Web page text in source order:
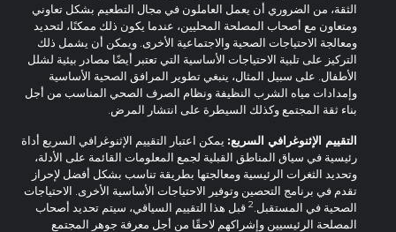
الثقة، من الضروري أن يعمل العاملون في مجال التطعيم بشكل تعاوني
ومتعاون مع أصحاب المصلحة المحليين، عندما يكون ذلك ممكنًا، لتحديد
ومعالجة الاحتياجات الصحية والاجتماعية الأخرى. ويمكن أن يشمل ذلك
التركيز على تلبية الاحتياجات الأساسية التي تعتبر أيضًا مصادر بيئية لشلل
الأطفال. على سبيل المثال، ينبغي تطوير المرافق الصحية الأساسية
وإمدادات مياه الشرب النظيفة ونظام الصرف الصحي المناسب من أجل
بناء ثقة المجتمع وكذلك السيطرة على انتشار المرض.
التقييم الإثنوغرافي السريع:يمكن اعتبار التقييم الإثنوغرافي السريع أداة
رئيسية في سياق المناطق القبلية لجمع المعلومات القائمة على الأدلة،
وتحديد الثغرات الرئيسية ومعالجتها بطريقة تناسب بشكل أفضل لإحراز
تقدم في برنامج التحصين وتوفير الاحتياجات الأساسية الأخرى. الاحتياجات
الصحية في المستقبل. 2قبل هذا التقييم السياقي، سيتم تحديد أصحاب
المصلحة الرئيسيين وإشراكهم لاحقًا من أجل معرفة جوهر المجتمع